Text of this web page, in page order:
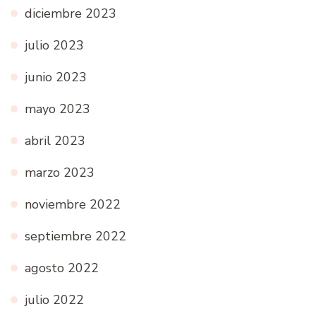
diciembre 2023
julio 2023
junio 2023
mayo 2023
abril 2023
marzo 2023
noviembre 2022
septiembre 2022
agosto 2022
julio 2022